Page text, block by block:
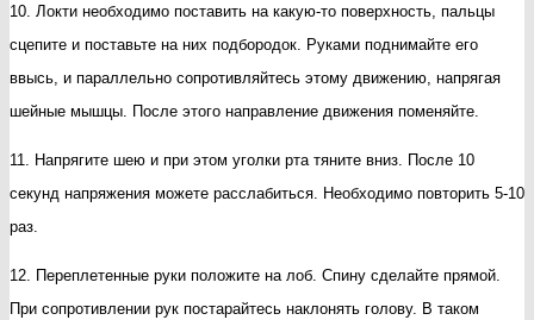
10. Локти необходимо поставить на какую-то поверхность, пальцы
сцепите и поставьте на них подбородок. Руками поднимайте его
ввысь, и параллельно сопротивляйтесь этому движению, напрягая
шейные мышцы. После этого направление движения поменяйте.
11. Напрягите шею и при этом уголки рта тяните вниз. После 10
секунд напряжения можете расслабиться. Необходимо повторить 5-10
раз.
12. Переплетенные руки положите на лоб. Спину сделайте прямой.
При сопротивлении рук постарайтесь наклонять голову. В таком